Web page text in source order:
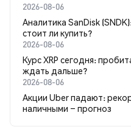
2026-08-06
Аналитика SanDisk
стоит ли купить?
2026-08-06
Курс XRP сегодня:
ждать дальше?
2026-08-06
Акции Uber падают:
наличными – прогноз